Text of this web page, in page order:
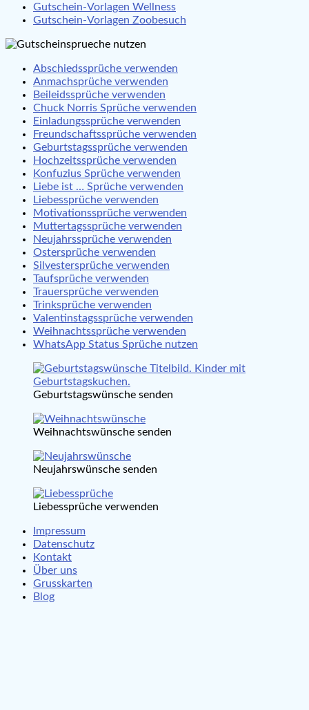
Gutschein-Vorlagen Wellness
Gutschein-Vorlagen Zoobesuch
Abschiedssprüche verwenden
Anmachsprüche verwenden
Beileidssprüche verwenden
Chuck Norris Sprüche verwenden
Einladungssprüche verwenden
Freundschaftssprüche verwenden
Geburtstagssprüche verwenden
Hochzeitssprüche verwenden
Konfuzius Sprüche verwenden
Liebe ist … Sprüche verwenden
Liebessprüche verwenden
Motivationssprüche verwenden
Muttertagssprüche verwenden
Neujahrssprüche verwenden
Ostersprüche verwenden
Silvestersprüche verwenden
Taufsprüche verwenden
Trauersprüche verwenden
Trinksprüche verwenden
Valentinstagssprüche verwenden
Weihnachtssprüche verwenden
WhatsApp Status Sprüche nutzen
Geburtstagswünsche senden
Weihnachtswünsche senden
Neujahrswünsche senden
Liebessprüche verwenden
Impressum
Datenschutz
Kontakt
Über uns
Grusskarten
Blog